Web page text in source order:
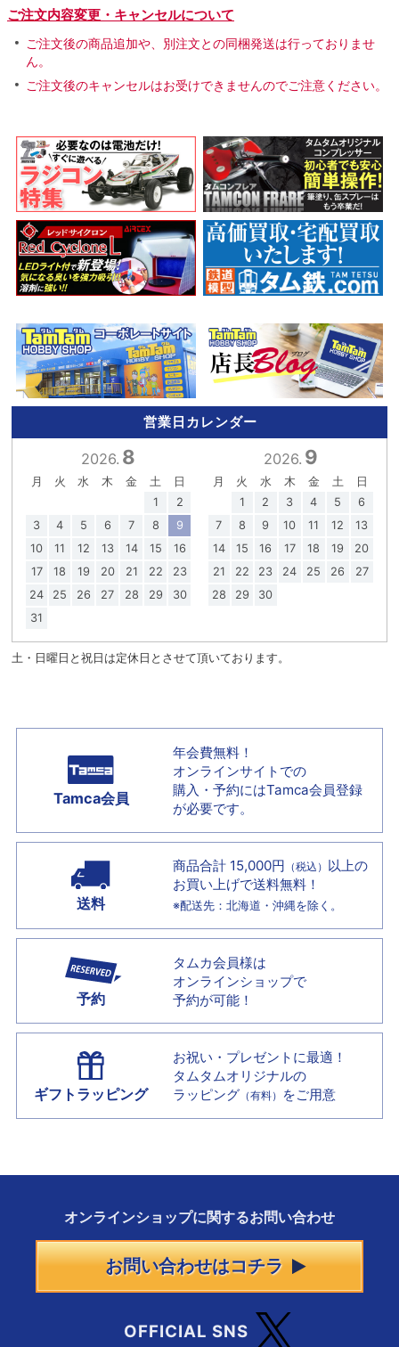
ご注文内容変更・キャンセルについて
ご注文後の商品追加や、別注文との同梱発送は行っておりませ
ん。
ご注文後のキャンセルはお受けできませんのでご注意ください。
営業日カレンダー
2026. 8
月 火 水 木 金 土
日
1
2
3
4 5 6 7 8
9
10
11 12 13 14 15
16
17
18 19 20 21 22
23
24
25 26 27 28 29
30
31
2026. 9
月 火 水 木 金 土
日
1
2 3 4 5
6
7
8 9 10 11 12
13
14
15 16 17 18 19
20
21
22 23 24 25 26
27
28
29 30
土・日曜日と祝日は定休日とさせて頂いております。
Tamca会員
年会費無料！
オンラインサイトでの
購入・予約にはTamca会員登録
が必要です。
送料
商品合計 15,000円 （税込） 以上の
お買い上げで送料無料！
※配送先：北海道・沖縄を除く。
予約
タムカ会員様は
オンラインショップで
予約が可能！
ギフトラッピング
お祝い・プレゼントに最適！
タムタムオリジナルの
ラッピング （有料） をご用意
オンラインショップに関するお問い合わせ
お問い合わせはコチラ
OFFICIAL SNS